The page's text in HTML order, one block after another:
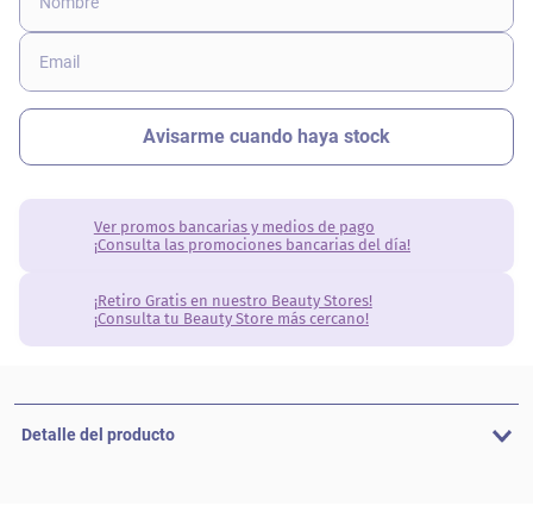
Ver promos bancarias y medios de pago
¡Consulta las promociones bancarias del día!
¡Retiro Gratis en nuestro Beauty Stores!
¡Consulta tu Beauty Store más cercano!
Detalle del producto